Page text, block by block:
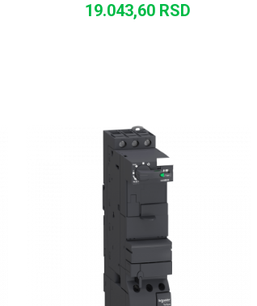
19.043,60 RSD
UPOREDI